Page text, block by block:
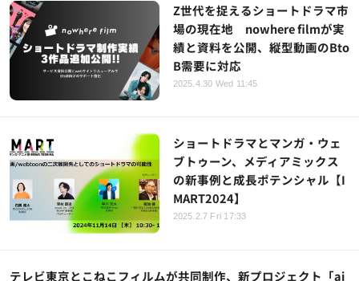
Z世代を捉えるショートドラマ市
場の現在地 nowhere filmが実
績と資料を公開、縦型動画のBto
B需要に対応
2025.4.30 Wed 11:45
ショートドラマとマンガ・ウェ
ブトゥーン、メディアミックス
の新事例と成長ポテンシャル【I
MART2024】
2025.2.7 Fri 17:33
テレビ東京とこねこフィルムが共同制作、新プロジェクト「ai